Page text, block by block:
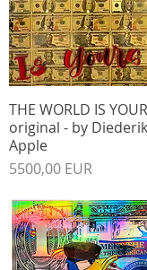
Gyorsnézet
THE WORLD IS
original - by
Apple
Ár
5500,00 EUR